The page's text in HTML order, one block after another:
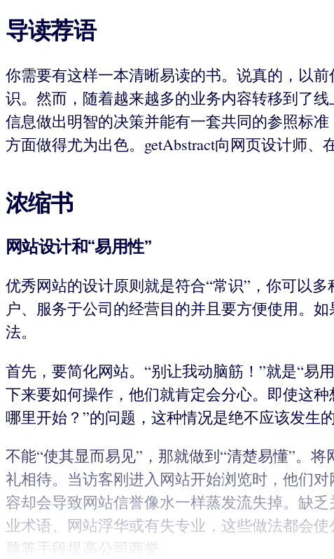
导读荐语
你需要有这样一本清晰易读的书。说真的，以
识。然而，随着越来越多的业务内容转移到了
信息做出明智的决策并能有一套共同的参照标
方面做得尤为出色。getAbstract向网页设计师
浓缩书
网站设计和“易用性”
优秀网站的设计原则就是符合“常识”，你可以
户、服务于公司的经营目的并且要方便使用。
法。
首先，要简化网站。“别让我动脑筋！”就是“易
下来要如何操作，他们就肯定会分心。即使这
哪里开始？”的问题，这种情况是绝不应该发生的
不能“使其显而易见”，那就做到“清楚易懂”。
礼相待。当访客刚进入网站开始浏览时，他们
容却会导致网站信誉像水一样蒸发流失掉。缺
业术语、网站浮华或有失专业，这些做法都会
题等手段提高公司商誉。